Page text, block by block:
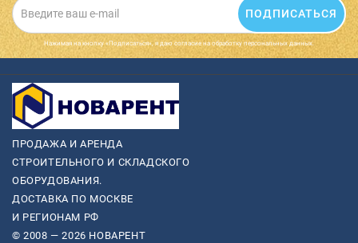
ПОДПИСАТЬСЯ
Нажимая на кнопку «Подписаться», я даю cогласие на обработку персональных данных.
ПРОДАЖА И АРЕНДА
СТРОИТЕЛЬНОГО И СКЛАДСКОГО
ОБОРУДОВАНИЯ.
ДОСТАВКА ПО МОСКВЕ
И РЕГИОНАМ РФ
© 2008 — 2026 НОВАРЕНТ